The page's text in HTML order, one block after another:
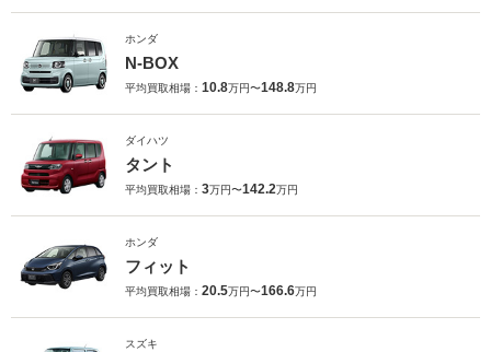
ホンダ
N-BOX
平均買取相場： 10.8万円〜148.8万円
ダイハツ
タント
平均買取相場： 3万円〜142.2万円
ホンダ
フィット
平均買取相場： 20.5万円〜166.6万円
スズキ